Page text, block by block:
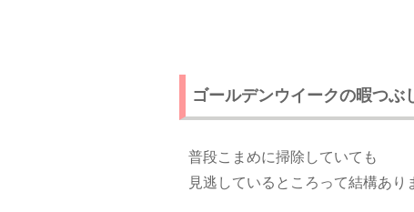
ゴールデンウイークの暇つ
普段こまめに掃除していても
見逃しているところって結構あり